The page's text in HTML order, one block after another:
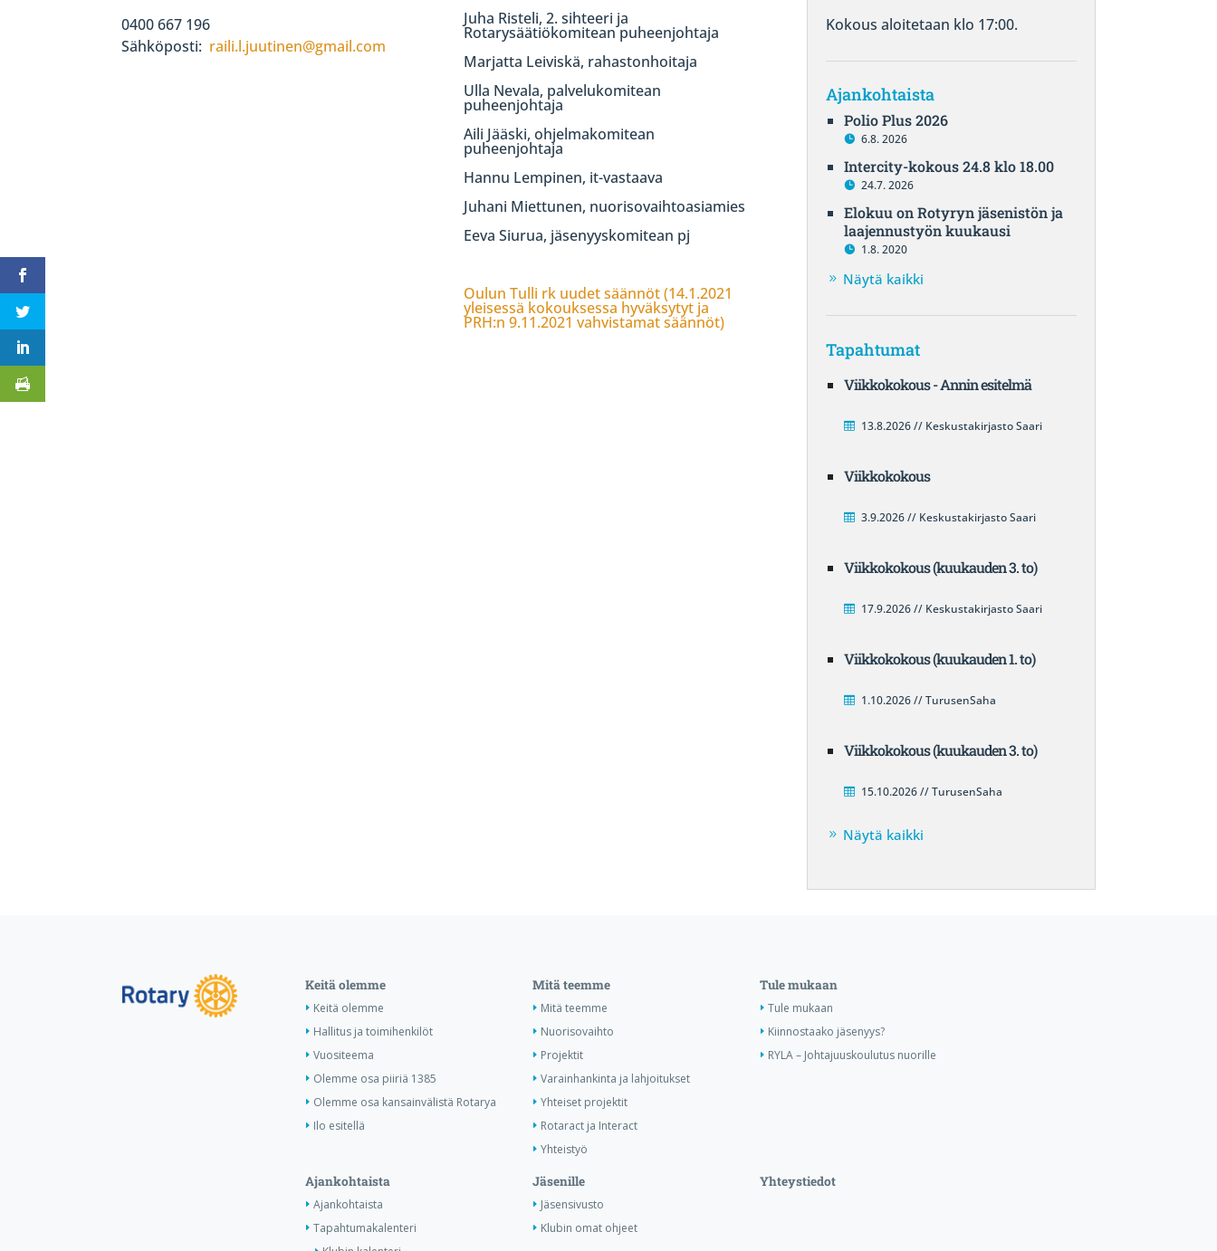
0400 667 196
Sähköposti: raili.l.juutinen@gmail.com
Juha Risteli, 2. sihteeri ja
Rotarysäätiökomitean puheenjohtaja
Marjatta Leiviskä, rahastonhoitaja
Ulla Nevala, palvelukomitean
puheenjohtaja
Aili Jääski, ohjelmakomitean
puheenjohtaja
Hannu Lempinen, it-vastaava
Juhani Miettunen, nuorisovaihtoasiamies
Eeva Siurua, jäsenyyskomitean pj
Oulun Tulli rk uudet säännöt (14.1.2021
yleisessä kokouksessa hyväksytyt ja
PRH:n 9.11.2021 vahvistamat säännöt)
Kokous aloitetaan klo 17:00.
Ajankohtaista
Polio Plus 2026
6.8. 2026
Intercity-kokous 24.8 klo 18.00
24.7. 2026
Elokuu on Rotyryn jäsenistön ja
laajennustyön kuukausi
1.8. 2020
Näytä kaikki
Tapahtumat
Viikkokokous - Annin esitelmä
13.8.2026 // Keskustakirjasto Saari
Viikkokokous
3.9.2026 // Keskustakirjasto Saari
Viikkokokous (kuukauden 3. to)
17.9.2026 // Keskustakirjasto Saari
Viikkokokous (kuukauden 1. to)
1.10.2026 // TurusenSaha
Viikkokokous (kuukauden 3. to)
15.10.2026 // TurusenSaha
Näytä kaikki
Keitä olemme
Keitä olemme
Hallitus ja toimihenkilöt
Vuositeema
Olemme osa piiriä 1385
Olemme osa kansainvälistä Rotarya
Ilo esitellä
Mitä teemme
Mitä teemme
Nuorisovaihto
Projektit
Varainhankinta ja lahjoitukset
Yhteiset projektit
Rotaract ja Interact
Yhteistyö
Tule mukaan
Tule mukaan
Kiinnostaako jäsenyys?
RYLA – Johtajuuskoulutus nuorille
Ajankohtaista
Ajankohtaista
Tapahtumakalenteri
Jäsenille
Jäsensivusto
Klubin omat ohjeet
Yhteystiedot